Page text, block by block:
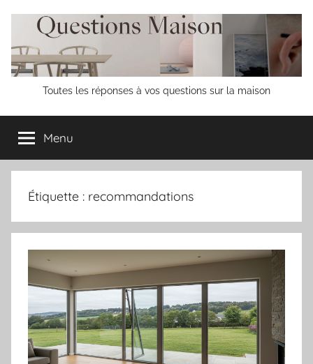
contenu
Questions
Maison
Toutes les réponses à vos questions sur la maison
Menu
Étiquette : recommandations